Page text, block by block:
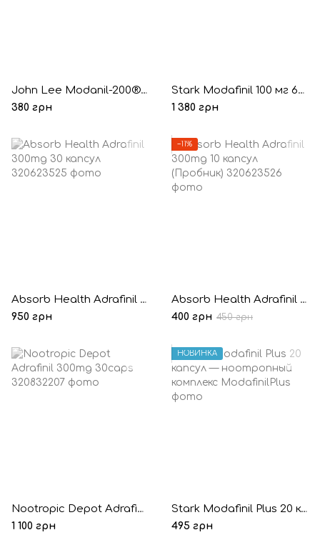
John Lee Modanil-200® 10 таблеток (Модафинил)
380 грн
Stark Modafinil 100 мг 60 таблеток
1 380 грн
Absorb Health Adrafinil 300mg 30 капсул
950 грн
−11%
Absorb Health Adrafinil 300mg 10 капсул (Пробник)
400 грн 450 грн
Nootropic Depot Adrafinil 300mg 30caps
1 100 грн
НОВИНКА
Stark Modafinil Plus 20 капсул — ноотропный комплекс
495 грн